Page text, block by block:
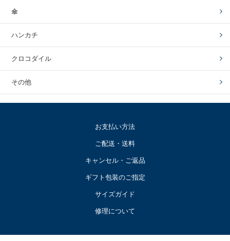
傘
ハンカチ
クロコダイル
その他
お支払い方法
ご配送・送料
キャンセル・ご返品
ギフト包装のご指定
サイズガイド
修理について